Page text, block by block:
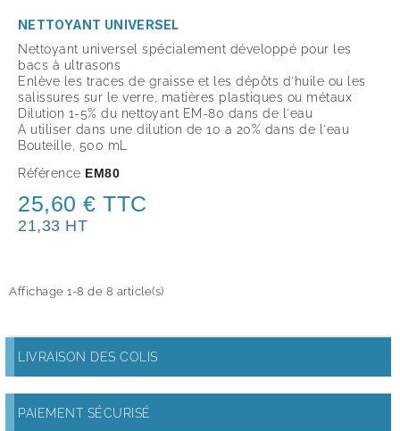
NETTOYANT UNIVERSEL
Nettoyant universel spécialement développé pour les
bacs à ultrasons
Enlève les traces de graisse et les dépôts d’huile ou les
salissures sur le verre, matières plastiques ou métaux
Dilution 1-5% du nettoyant EM-80 dans de l'eau
A utiliser dans une dilution de 10 a 20% dans de l'eau
Bouteille, 500 mL
Référence EM80
25,60 € TTC
21,33 HT
Affichage 1-8 de 8 article(s)
LIVRAISON DES COLIS
PAIEMENT SÉCURISÉ